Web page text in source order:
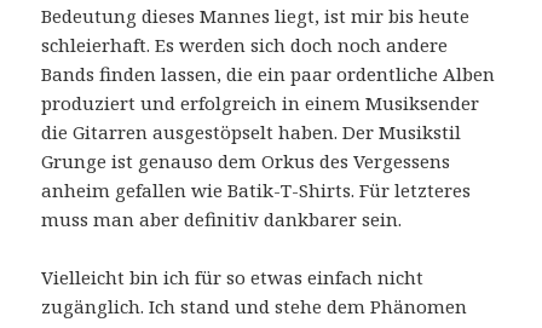
Bedeutung dieses Mannes liegt, ist mir bis heute
schleierhaft. Es werden sich doch noch andere
Bands finden lassen, die ein paar ordentliche Alben
produziert und erfolgreich in einem Musiksender
die Gitarren ausgestöpselt haben. Der Musikstil
Grunge ist genauso dem Orkus des Vergessens
anheim gefallen wie Batik-T-Shirts. Für letzteres
muss man aber definitiv dankbarer sein.
Vielleicht bin ich für so etwas einfach nicht
zugänglich. Ich stand und stehe dem Phänomen